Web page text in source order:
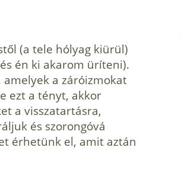
(a tele hólyag kiürül)
én ki akarom üríteni).
amelyek a záróizmokat
ezt a tényt, akkor
a visszatartásra,
és szorongóvá
érhetünk el, amit aztán